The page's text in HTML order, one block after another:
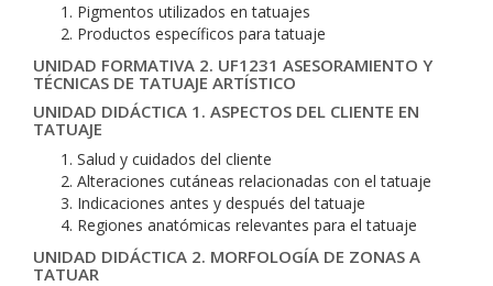
Pigmentos utilizados en tatuajes
Productos específicos para tatuaje
UNIDAD FORMATIVA 2. UF1231 ASESORAMIENTO Y
TÉCNICAS DE TATUAJE ARTÍSTICO
UNIDAD DIDÁCTICA 1. ASPECTOS DEL CLIENTE EN
TATUAJE
Salud y cuidados del cliente
Alteraciones cutáneas relacionadas con el tatuaje
Indicaciones antes y después del tatuaje
Regiones anatómicas relevantes para el tatuaje
UNIDAD DIDÁCTICA 2. MORFOLOGÍA DE ZONAS A
TATUAR